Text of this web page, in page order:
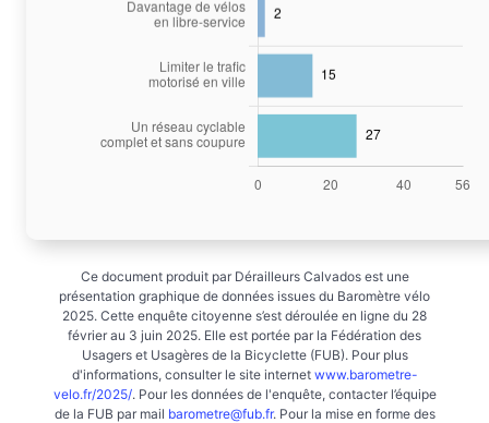
Ce document produit par Dérailleurs Calvados est une
présentation graphique de données issues du Baromètre vélo
2025. Cette enquête citoyenne s’est déroulée en ligne du 28
février au 3 juin 2025. Elle est portée par la Fédération des
Usagers et Usagères de la Bicyclette (FUB). Pour plus
d'informations, consulter le site internet www.barometre-
velo.fr/2025/. Pour les données de l'enquête, contacter l’équipe
de la FUB par mail barometre@fub.fr. Pour la mise en forme des